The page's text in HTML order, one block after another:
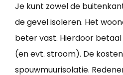
Je kunt zowel de
de gevel isoleren. Het
beter vast. Hierdoor
(en evt. stroom). De
spouwmuurisolatie.